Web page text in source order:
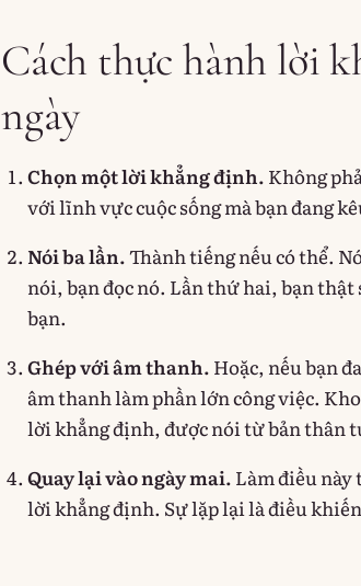
Cách thực hành lời
ngày
Chọn một lời khẳng định. Không
với lĩnh vực cuộc sống mà bạn đang
Nói ba lần.Thành tiếng nếu có thể.
nói, bạn đọc nó. Lần thứ hai, bạn thật
bạn.
Ghép với âm thanh. Hoặc, nếu bạn
âm thanh làm phần lớn công việc.
lời khẳng định, được nói từ bản thân
Quay lại vào ngày mai. Làm điều
lời khẳng định. Sự lặp lại là điều